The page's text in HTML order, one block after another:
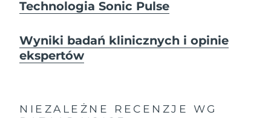
Technologia Sonic Pulse
Wyniki badań klinicznych i opinie
ekspertów
NIEZALEŻNE RECENZJE
WG